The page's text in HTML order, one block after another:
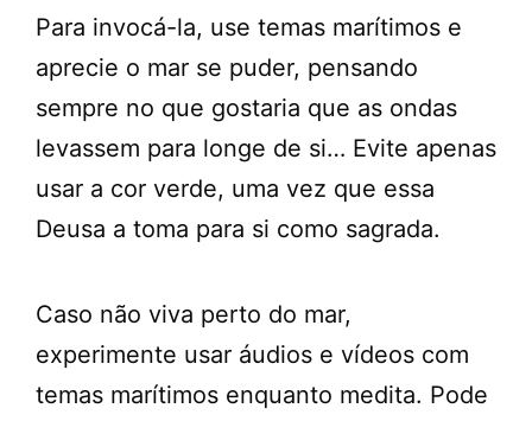
Para invocá-la, use temas marítimos e
aprecie o mar se puder, pensando
sempre no que gostaria que as ondas
levassem para longe de si… Evite apenas
usar a cor verde, uma vez que essa
Deusa a toma para si como sagrada.
Caso não viva perto do mar,
experimente usar áudios e vídeos com
temas marítimos enquanto medita. Pode